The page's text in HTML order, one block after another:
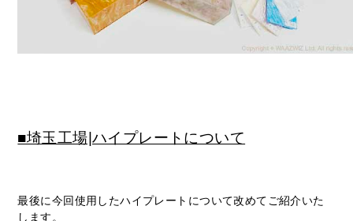
■埼玉工場|ハイプレートについて
最後に今回使用したハイプレートについて改めてご紹介いた
します。